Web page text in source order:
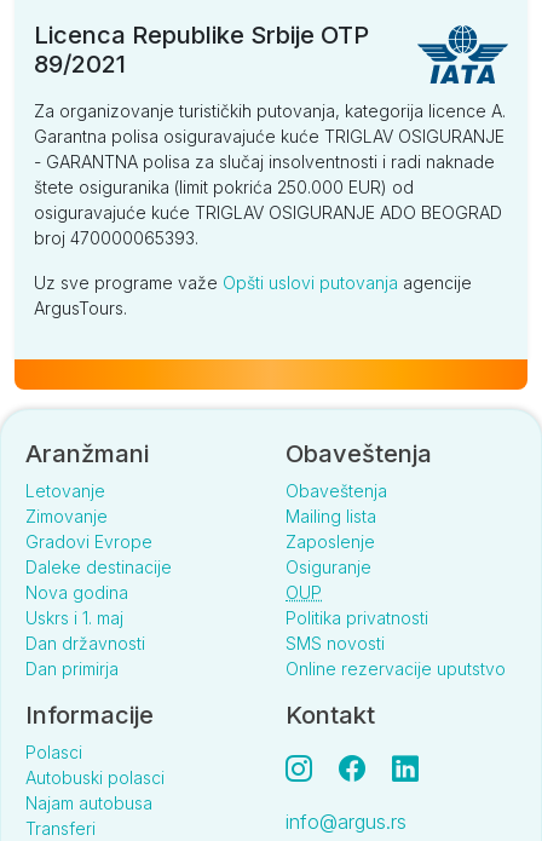
Licenca Republike Srbije OTP
89/2021
Za organizovanje turističkih putovanja, kategorija licence A.
Garantna polisa osiguravajuće kuće TRIGLAV OSIGURANJE
- GARANTNA polisa za slučaj insolventnosti i radi naknade
štete osiguranika (limit pokrića 250.000 EUR) od
osiguravajuće kuće TRIGLAV OSIGURANJE ADO BEOGRAD
broj 470000065393.
Uz sve programe važe Opšti uslovi putovanja agencije
ArgusTours.
Aranžmani
Letovanje
Zimovanje
Gradovi Evrope
Daleke destinacije
Nova godina
Uskrs i 1. maj
Dan državnosti
Dan primirja
Obaveštenja
Obaveštenja
Mailing lista
Zaposlenje
Osiguranje
OUP
Politika privatnosti
SMS novosti
Online rezervacije uputstvo
Informacije
Polasci
Autobuski polasci
Najam autobusa
Transferi
Kontakt
info@argus.rs